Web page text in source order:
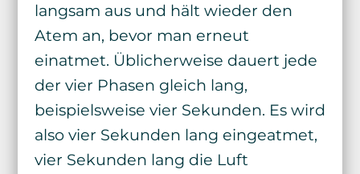
langsam aus und hält wieder den
Atem an, bevor man erneut
einatmet. Üblicherweise dauert jede
der vier Phasen gleich lang,
beispielsweise vier Sekunden. Es wird
also vier Sekunden lang eingeatmet,
vier Sekunden lang die Luft